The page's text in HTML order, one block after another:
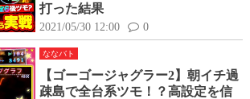
打った結果
2021/05/30 12:00 0
ななバト
【ゴーゴージャグラー2】朝イチ過
疎島で全台系ツモ！？高設定を信